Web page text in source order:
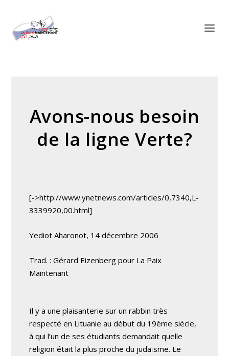
Avons-nous besoin
de la ligne Verte?
[->http://www.ynetnews.com/articles/0,7340,L-
3339920,00.html]
Yediot Aharonot, 14 décembre 2006
Trad. : Gérard Eizenberg pour La Paix
Maintenant
Il y a une plaisanterie sur un rabbin très
respecté en Lituanie au début du 19ème siècle,
à qui l’un de ses étudiants demandait quelle
religion était la plus proche du judaïsme. Le